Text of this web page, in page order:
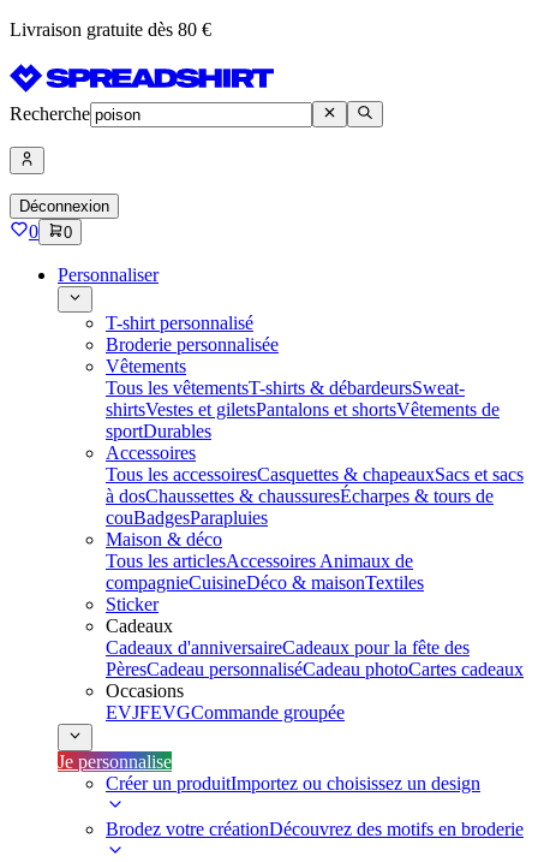
Livraison gratuite dès 80 €
Recherche
Déconnexion
0 0
Personnaliser
T-shirt personnalisé
Broderie personnalisée
Vêtements
Tous les vêtementsT-shirts & débardeursSweat-
shirtsVestes et giletsPantalons et shortsVêtements de
sportDurables
Accessoires
Tous les accessoiresCasquettes & chapeauxSacs et sacs
à dosChaussettes & chaussuresÉcharpes & tours de
couBadgesParapluies
Maison & déco
Tous les articlesAccessoires Animaux de
compagnieCuisineDéco & maisonTextiles
Sticker
Cadeaux
Cadeaux d'anniversaireCadeaux pour la fête des
PèresCadeau personnaliséCadeau photoCartes cadeaux
Occasions
EVJFEVGCommande groupée
Je personnalise
Créer un produitImportez ou choisissez un design
Brodez votre créationDécouvrez des motifs en broderie